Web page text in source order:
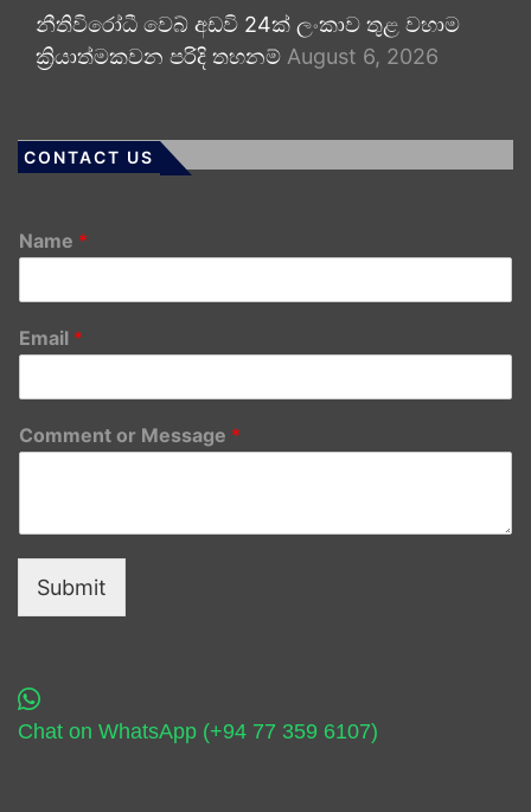
නීතිවිරෝධී වෙබ් අඩවි 24ක් ලංකාව තුළ වහාම
ක්‍රියාත්මකවන පරිදි තහනම් August 6, 2026
CONTACT US
Name *
Email *
Comment or Message *
Submit
Chat on WhatsApp (+94 77 359 6107)